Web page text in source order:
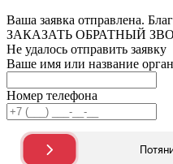
Ваша заявка отправлена.
ЗАКАЗАТЬ ОБРАТНЫЙ
Не удалось отправить заявку
Ваше имя или название
Номер телефона